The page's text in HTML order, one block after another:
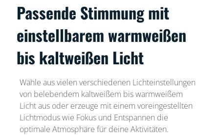
Passende Stimmung mit
einstellbarem warmweißen
bis kaltweißen Licht
Wähle aus vielen verschiedenen Lichteinstellungen
von belebendem kaltweißem bis warmweißem
Licht aus oder erzeuge mit einem voreingestellten
Lichtmodus wie Fokus und Entspannen die
optimale Atmosphäre für deine Aktivitäten.